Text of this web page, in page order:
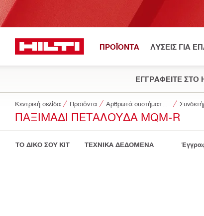
ΠΡΟΪΟΝΤΑ ΛΥΣΕΙΣ ΓΙΑ
ΕΓΓΡΑΦΕΙΤΕ ΣΤΟ
Κεντρική σελίδα Προϊόντα
ΠΑΞΙΜΆΔΙ ΠΕΤΑΛΟΎΔΑ MQM-R
ΤΟ ΔΙΚΟ ΣΟΥ KIT ΤΕΧΝΙΚΑ ΔΕΔΟΜΕΝΑ